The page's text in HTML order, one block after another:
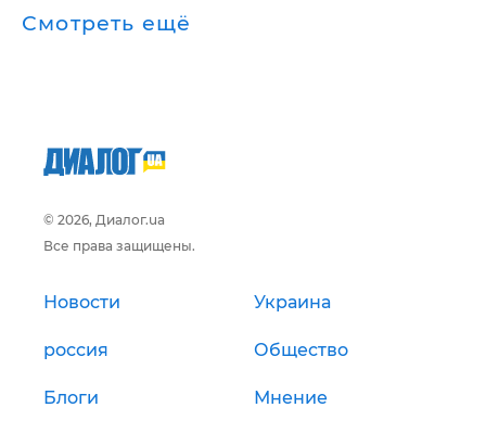
Смотреть ещё
© 2026, Диалог.ua
Все права защищены.
Новости Украина
россия Общество
Блоги Мнение